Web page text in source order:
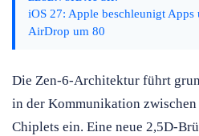
iOS 27: Apple beschleunigt Apps
AirDrop um 80
Die Zen-6-Architektur führt
in der Kommunikation zwischen
Chiplets ein. Eine neue 2,5D-